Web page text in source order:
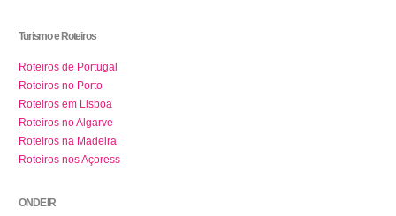
Turismo e Roteiros
Roteiros de Portugal
Roteiros no Porto
Roteiros em Lisboa
Roteiros no Algarve
Roteiros na Madeira
Roteiros nos Açoress
ONDE IR